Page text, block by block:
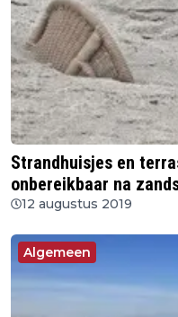
Strandhuisjes en
onbereikbaar na
12 augustus 2019
Algemeen